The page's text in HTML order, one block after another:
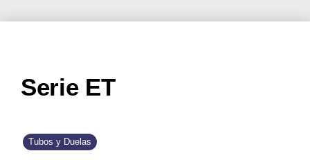
Serie ET
Tubos y Duelas